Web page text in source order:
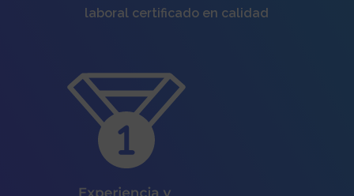
laboral certificado en calidad